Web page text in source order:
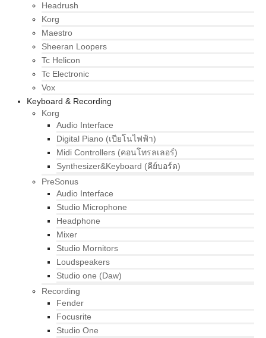
Headrush
Korg
Maestro
Sheeran Loopers
Tc Helicon
Tc Electronic
Vox
Keyboard & Recording
Korg
Audio Interface
Digital Piano (เปียโนไฟฟ้า)
Midi Controllers (คอนโทรลเลอร์)
Synthesizer&Keyboard (คีย์บอร์ด)
PreSonus
Audio Interface
Studio Microphone
Headphone
Mixer
Studio Mornitors
Loudspeakers
Studio one (Daw)
Recording
Fender
Focusrite
Studio One